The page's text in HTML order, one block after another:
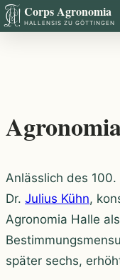
Zum
Inhalt
Corps Agronomia
HALLENSIS ZU GÖTTINGEN
Anlässlich des
Dr. Julius Kühn,
Agronomia Halle als
später sechs,